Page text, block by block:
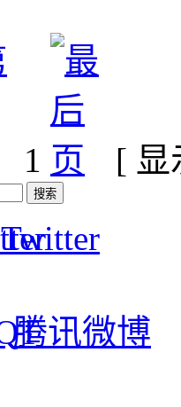
1 [
Twitter
腾讯微博